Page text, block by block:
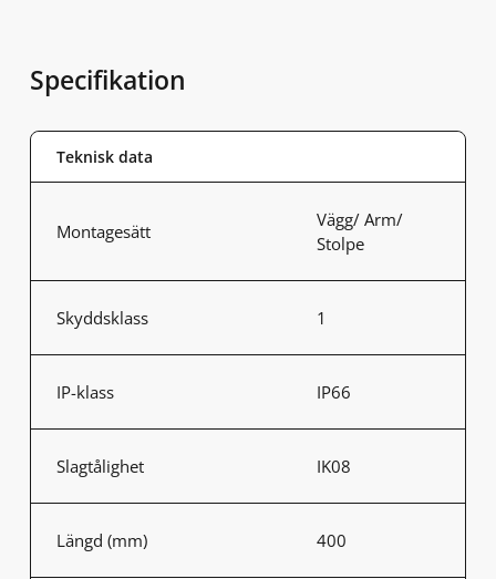
Specifikation
Teknisk data
Montagesätt
Vägg/ Arm/
Stolpe
Skyddsklass 1
IP-klass IP66
Slagtålighet IK08
Längd (mm) 400